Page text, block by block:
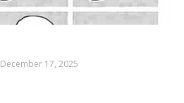
December 17, 2025